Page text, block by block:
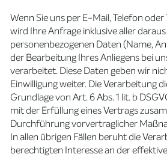
Wenn Sie uns per E-Mail, Telefon
wird Ihre Anfrage inklusive aller
personenbezogenen Daten (Name,
der Bearbeitung Ihres Anliegens bei
verarbeitet. Diese Daten geben wir
Einwilligung weiter. Die Verarbeitung
Grundlage von Art. 6 Abs. 1 lit. b
mit der Erfüllung eines Vertrags
Durchführung vorvertraglicher
In allen übrigen Fällen beruht die
berechtigten Interesse an der